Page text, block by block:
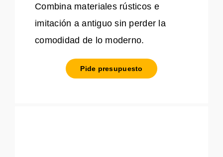
Combina materiales rústicos e
imitación a antiguo sin perder la
comodidad de lo moderno.
Pide presupuesto